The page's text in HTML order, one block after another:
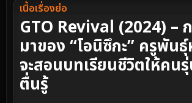
เนื้อเรื่องย่อ
GTO Revival (2024) –
มาของ “โอนิซึกะ” ครูพัน
จะสอนบทเรียนชีวิตให้คน
ตื่นรู้